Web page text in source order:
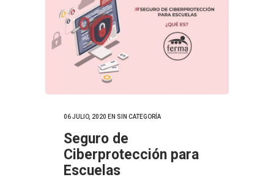
06 JULIO, 2020 EN SIN CATEGORÍA
Seguro de
Ciberprotección para
Escuelas